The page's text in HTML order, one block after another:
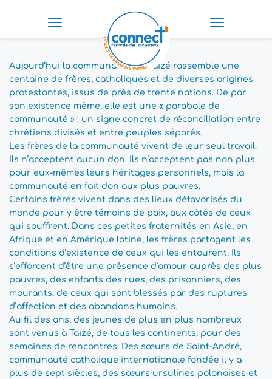
Aujourd’hui la communauté de Taizé rassemble une
centaine de frères, catholiques et de diverses origines
protestantes, issus de près de trente nations. De par
son existence même, elle est une « parabole de
communauté » : un signe concret de réconciliation entre
chrétiens divisés et entre peuples séparés.
Les frères de la communauté vivent de leur seul travail.
Ils n’acceptent aucun don. Ils n’acceptent pas non plus
pour eux-mêmes leurs héritages personnels, mais la
communauté en fait don aux plus pauvres.
Certains frères vivent dans des lieux défavorisés du
monde pour y être témoins de paix, aux côtés de ceux
qui souffrent. Dans ces petites fraternités en Asie, en
Afrique et en Amérique latine, les frères partagent les
conditions d’existence de ceux qui les entourent. Ils
s’efforcent d’être une présence d’amour auprès des plus
pauvres, des enfants des rues, des prisonniers, des
mourants, de ceux qui sont blessés par des ruptures
d’affection et des abandons humains.
Au fil des ans, des jeunes de plus en plus nombreux
sont venus à Taizé, de tous les continents, pour des
semaines de rencontres. Des sœurs de Saint-André,
communauté catholique internationale fondée il y a
plus de sept siècles, des sœurs ursulines polonaises et